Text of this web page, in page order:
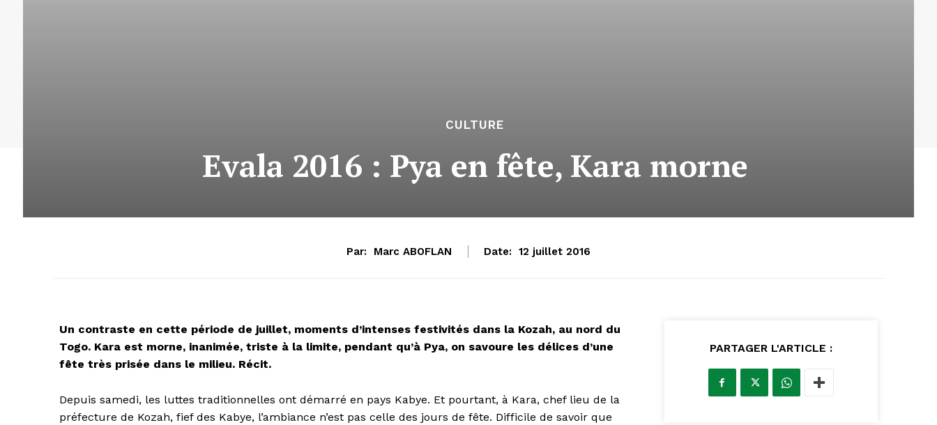
CULTURE
Evala 2016 : Pya en fête, Kara morne
Par: Marc ABOFLAN Date: 12 juillet 2016
Un contraste en cette période de juillet, moments d’intenses festivités dans la Kozah, au nord du
Togo. Kara est morne, inanimée, triste à la limite, pendant qu’à Pya, on savoure les délices d’une
fête très prisée dans le milieu. Récit.
Depuis samedi, les luttes traditionnelles ont démarré en pays Kabye. Et pourtant, à Kara, chef lieu de la
préfecture de Kozah, fief des Kabye, l’ambiance n’est pas celle des jours de fête. Difficile de savoir que
PARTAGER L'ARTICLE :